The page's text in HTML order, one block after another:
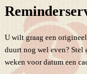
U wilt graag een
duurt nog wel even? Stel
weken voor datum een